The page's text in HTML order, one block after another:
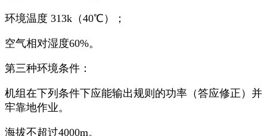
环境温度 313k（40℃）；
空气相对湿度60%。
第三种环境条件：
机组在下列条件下应能输出规则的功率（答应修正）并
牢靠地作业。
海拔不超过4000m。